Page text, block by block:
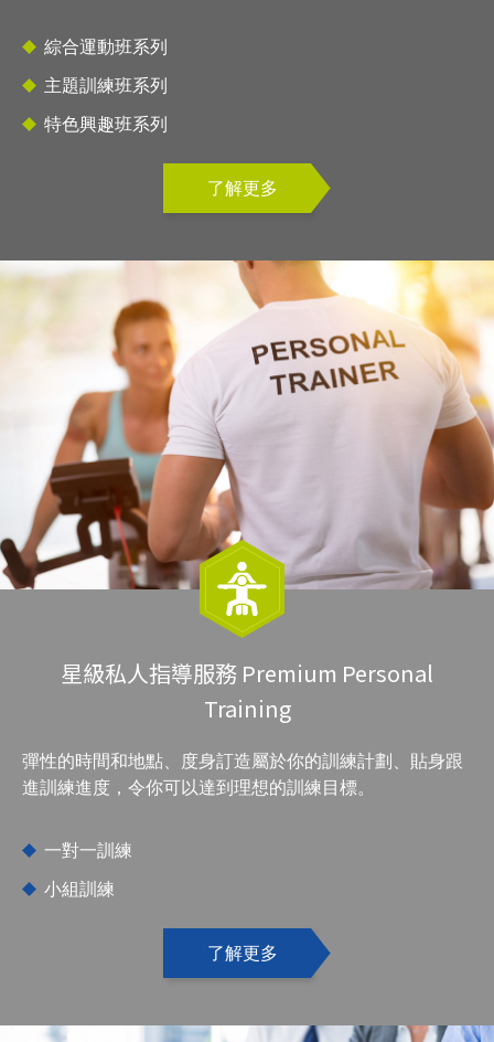
綜合運動班系列
主題訓練班系列
特色興趣班系列
了解更多
星級私人指導服務 Premium Personal
Training
彈性的時間和地點、度身訂造屬於你的訓練計劃、貼身跟
進訓練進度，令你可以達到理想的訓練目標。
一對一訓練
小組訓練
了解更多